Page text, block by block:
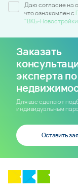
Даю согласие на
что ознакомлен c
"ВКБ-Новостройки
Заказать
эксперта по
Для вас сделают
индивидуальным
Оставить